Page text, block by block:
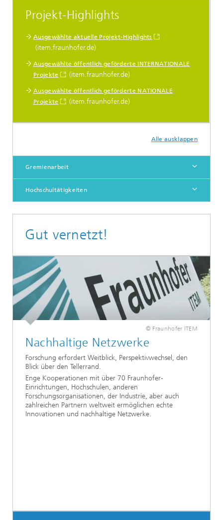
Projekt-Highlights
Ausgewählte aktuelle Projekt-Highlights
(item.fraunhofer.de)
Ausgewählte öffentlich geförderte INTERNATIONALE
Projekte
(item.fraunhofer.de)
Ausgewählte öffentlich geförderte NATIONALE
Projekte
(item.fraunhofer.de)
Alle ausklappen
Gremienarbeit
Hochschultätigkeiten
Gut vernetzt!
© Fraunhofer ITEM
Nachhaltige Netzwerke
Forschung erfordert Weitblick, Perspektivwechsel, den
Blick über den Tellerrand.
Enge Kooperationen mit über 70 Fraunhofer-
Einrichtungen, Hochschulen, anderen
Forschungsorganisationen, der Industrie, aber auch
zahlreichen Partnern weltweit ermöglichen echte
Innovationen und nachhaltige Netzwerke.